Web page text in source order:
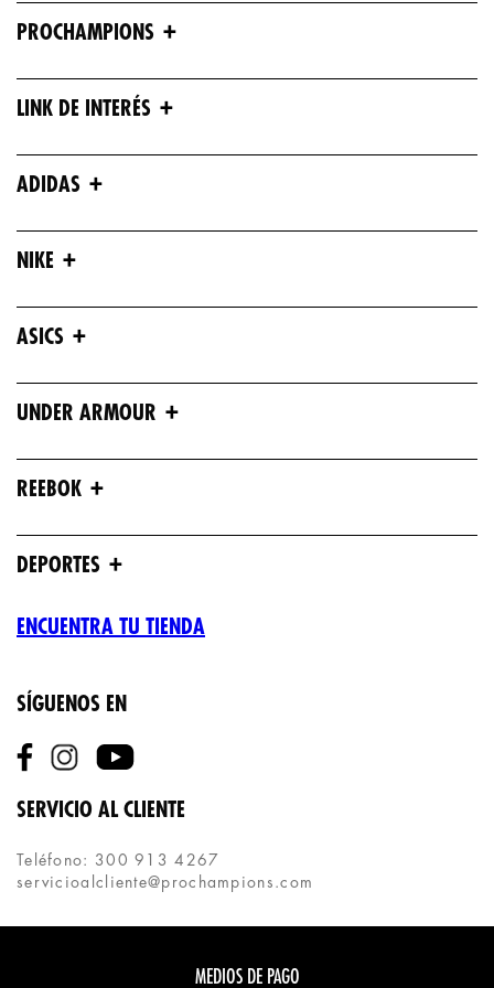
PROCHAMPIONS +
LINK DE INTERÉS +
ADIDAS +
NIKE +
ASICS +
UNDER ARMOUR +
REEBOK +
DEPORTES +
ENCUENTRA TU TIENDA
SÍGUENOS EN
SERVICIO AL CLIENTE
Teléfono: 300 913 4267
servicioalcliente@prochampions.com
MEDIOS DE PAGO